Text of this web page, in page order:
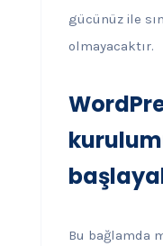
gücünüz ile
olmayacaktır.
Bu bağlamda